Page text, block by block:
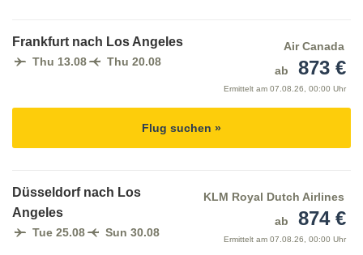
Frankfurt nach Los Angeles
Thu 13.08 Thu 20.08
Air Canada
ab
873 €
Ermittelt am 07.08.26, 00:00 Uhr
Flug suchen »
Düsseldorf nach Los
Angeles
Tue 25.08 Sun 30.08
KLM Royal Dutch Airlines
ab
874 €
Ermittelt am 07.08.26, 00:00 Uhr